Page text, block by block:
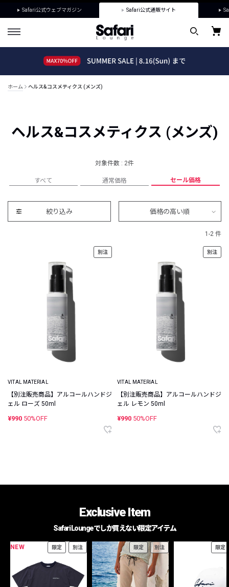
Safari公式ウェブマガジン Safari公式通販サイト
ホーム ヘルス&コスメティクス (メンズ)
ヘルス&コスメティクス (メンズ)
対象件数 : 2件
すべて 通常価格 セール価格
絞り込み 価格の高い順
1-2 件
別注
VITAL MATERIAL
【別注販売商品】アルコールハンドジ
ェル ローズ 50ml
¥990 50%OFF
別注
VITAL MATERIAL
【別注販売商品】アルコールハンドジ
ェル レモン 50ml
¥990 50%OFF
Exclusive Item
Safari Loungeでしか買えない限定アイテム
NEW 限定 別注 限定 別注 限定